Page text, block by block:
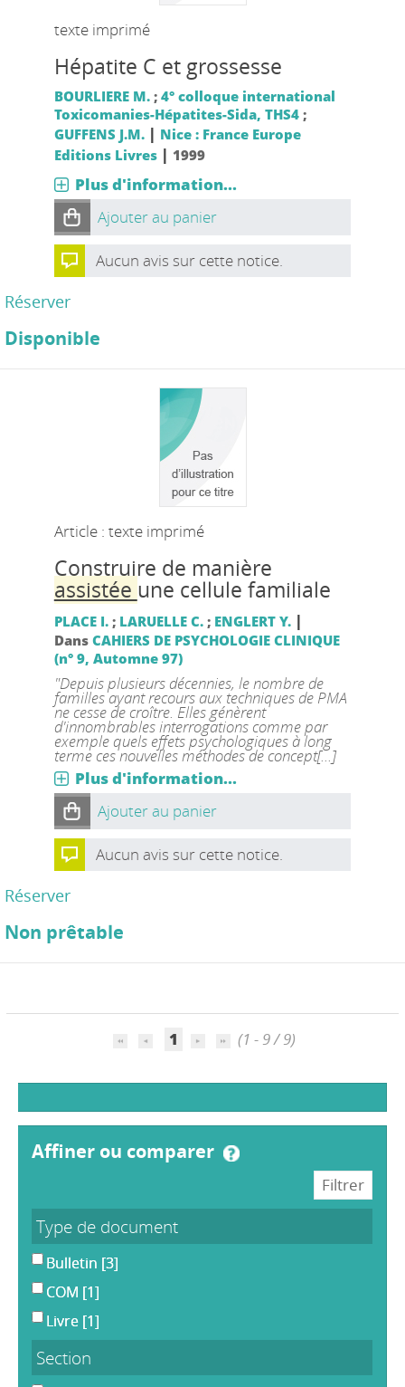
texte imprimé
Hépatite C et grossesse
BOURLIERE M.; 4° colloque international
Toxicomanies-Hépatites-Sida, THS4;
GUFFENS J.M. | Nice : France Europe
Editions Livres| 1999
Plus d'information...
Ajouter au panier
Aucun avis sur cette notice.
Réserver
Disponible
Article : texte imprimé
Construire de manière
assistée une cellule familiale
PLACE I.; LARUELLE C.; ENGLERT Y. |
Dans CAHIERS DE PSYCHOLOGIE CLINIQUE
(n° 9, Automne 97)
"Depuis plusieurs décennies, le nombre de
familles ayant recours aux techniques de PMA
ne cesse de croître. Elles génèrent
d'innombrables interrogations comme par
exemple quels effets psychologiques à long
terme ces nouvelles méthodes de concept[...]
Plus d'information...
Ajouter au panier
Aucun avis sur cette notice.
Réserver
Non prêtable
1 (1 - 9 / 9)
affiner ou comparer
Type de document
Bulletin [3]
COM [1]
Livre [1]
Section